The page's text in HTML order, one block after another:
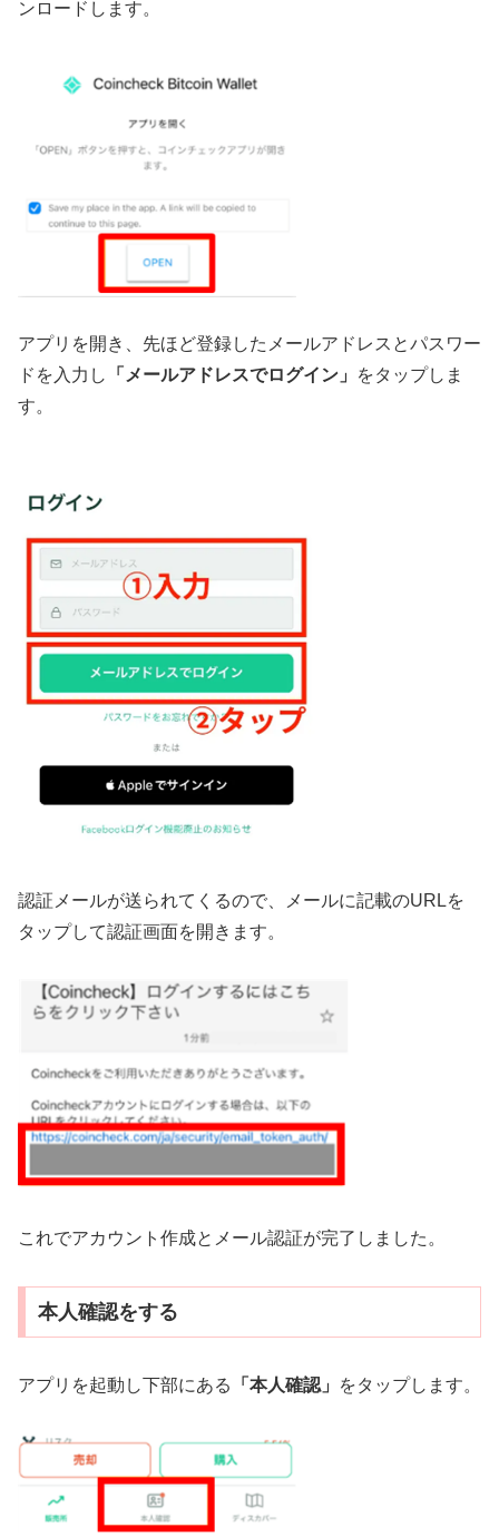
ンロードします。
アプリを開き、先ほど登録したメールアドレスとパスワー
ドを入力し
「メールアドレスでログイン」
をタップしま
す。
認証メールが送られてくるので、メールに記載のURLを
タップして認証画面を開きます。
これでアカウント作成とメール認証が完了しました。
本人確認をする
アプリを起動し下部にある 「本人確認」 をタップします。